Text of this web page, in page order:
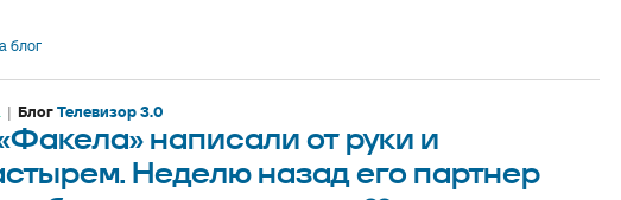
блог
| БлогТелевизор 3.0
написали от руки и
Неделю назад его партнер